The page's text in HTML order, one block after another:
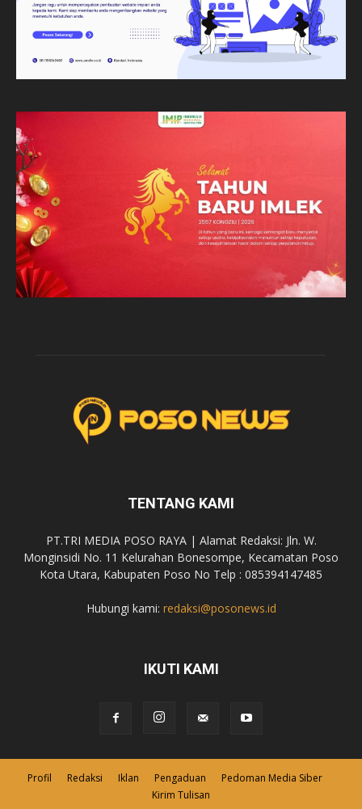
TENTANG KAMI
PT.TRI MEDIA POSO RAYA | Alamat Redaksi: Jln. W.
Monginsidi No. 11 Kelurahan Bonesompe, Kecamatan Poso
Kota Utara, Kabupaten Poso No Telp : 085394147485
Hubungi kami: redaksi@posonews.id
IKUTI KAMI
Profil Redaksi Iklan Pengaduan
Pedoman Media Siber
Kirim Tulisan